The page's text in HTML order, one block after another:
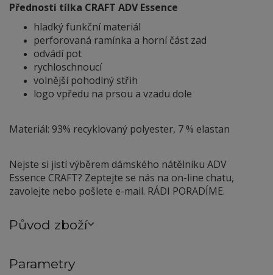
Přednosti tílka CRAFT ADV Essence
hladký funkční materiál
perforovaná ramínka a horní část zad
odvádí pot
rychloschnoucí
volnější pohodlný střih
logo vpředu na prsou a vzadu dole
Materiál: 93% recyklovaný polyester, 7 % elastan
Nejste si jistí výběrem dámského nátělníku ADV
Essence CRAFT? Zeptejte se nás na on-line chatu,
zavolejte nebo pošlete e-mail. RÁDI PORADÍME.
Původ zboží
Parametry